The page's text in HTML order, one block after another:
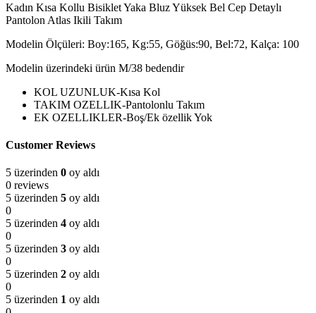
Kadın Kısa Kollu Bisiklet Yaka Bluz Yüksek Bel Cep Detaylı
Pantolon Atlas Ikili Takım
Modelin Ölçüleri: Boy:165, Kg:55, Göğüs:90, Bel:72, Kalça: 100
Modelin üzerindeki ürün M/38 bedendir
KOL UZUNLUK-Kısa Kol
TAKIM OZELLIK-Pantolonlu Takım
EK OZELLIKLER-Boş/Ek özellik Yok
Customer Reviews
5 üzerinden 0 oy aldı
0 reviews
5 üzerinden 5 oy aldı
0
5 üzerinden 4 oy aldı
0
5 üzerinden 3 oy aldı
0
5 üzerinden 2 oy aldı
0
5 üzerinden 1 oy aldı